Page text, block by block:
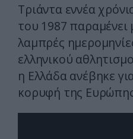
Τριάντα εννέα
του 1987 παραμένει
λαμπρές
ελληνικού
η Ελλάδα ανέβηκε
κορυφή της